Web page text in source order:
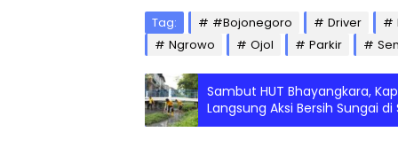
Tag: #Bojonegoro Driver
Ngrowo
Ojol Parkir
Sambut HUT Bhayangkara,
Langsung Aksi Bersih Sungai